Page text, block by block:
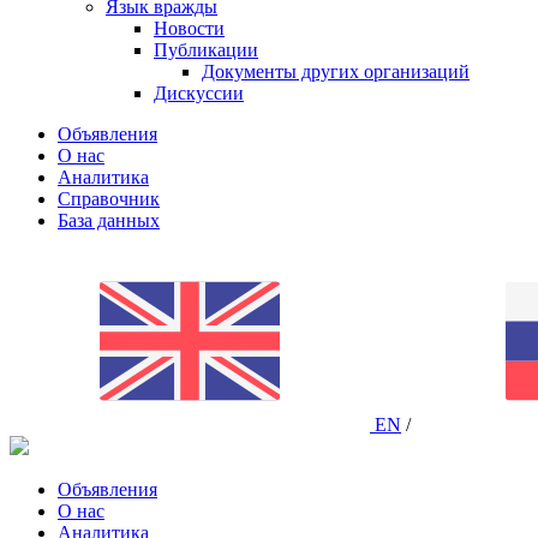
Язык вражды
Новости
Публикации
Документы других организаций
Дискуссии
Объявления
О нас
Аналитика
Справочник
База данных
EN /
Объявления
О нас
Аналитика